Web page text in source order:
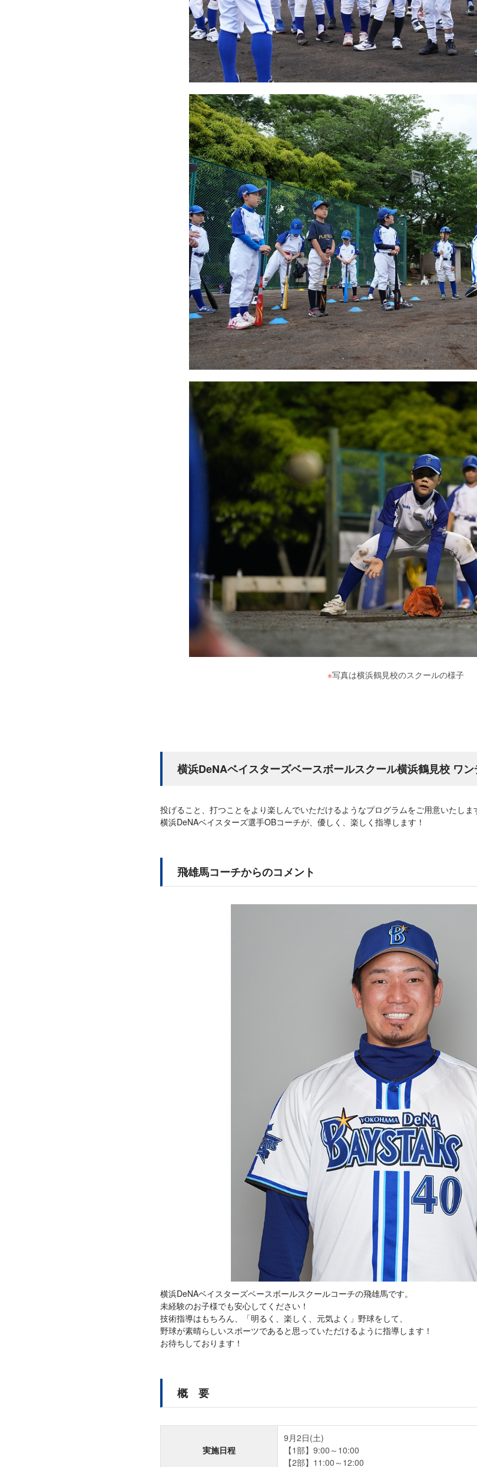
※写真は横浜鶴見校のスクールの様子
横浜DeNAベイスターズベースボールスクール横浜鶴見校 ワ
投げること、打つことをより楽しんでいただけるようなプログラムをご用意いたしま
横浜DeNAベイスターズ選手OBコーチが、優しく、楽しく指導します！
飛雄馬コーチからのコメント
横浜DeNAベイスターズベースボールスクールコーチの飛雄馬です。
未経験のお子様でも安心してください！
技術指導はもちろん、「明るく、楽しく、元気よく」野球をして、
野球が素晴らしいスポーツであると思っていただけるように指導します！
お待ちしております！
概 要
実施日程
9月2日(土)
【1部】9:00～10:00
【2部】11:00～12:00